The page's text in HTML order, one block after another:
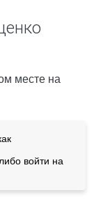
месте на
либо войти на